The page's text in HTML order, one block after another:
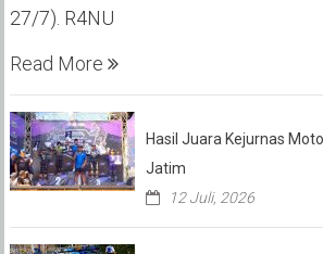
27/7). R4NU
Read More
Hasil Juara Kejurnas
Jatim
12 Juli, 2026